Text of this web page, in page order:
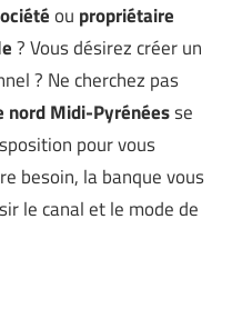
ou propriétaire
? Vous désirez créer un
? Ne cherchez pas
nord Midi-Pyrénéesse
pour vous
besoin, la banque vous
le canal et le mode de